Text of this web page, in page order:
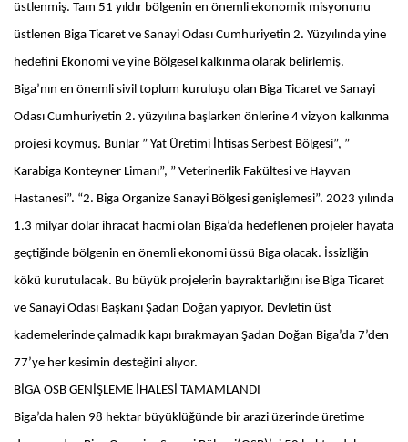
üstlenmiş. Tam 51 yıldır bölgenin en önemli ekonomik misyonunu
üstlenen Biga Ticaret ve Sanayi Odası Cumhuriyetin 2. Yüzyılında yine
hedefini Ekonomi ve yine Bölgesel kalkınma olarak belirlemiş.
Biga’nın en önemli sivil toplum kuruluşu olan Biga Ticaret ve Sanayi
Odası Cumhuriyetin 2. yüzyılına başlarken önlerine 4 vizyon kalkınma
projesi koymuş. Bunlar ” Yat Üretimi İhtisas Serbest Bölgesi”, ”
Karabiga Konteyner Limanı”, ” Veterinerlik Fakültesi ve Hayvan
Hastanesi”. “2. Biga Organize Sanayi Bölgesi genişlemesi”. 2023 yılında
1.3 milyar dolar ihracat hacmi olan Biga’da hedeflenen projeler hayata
geçtiğinde bölgenin en önemli ekonomi üssü Biga olacak. İssizliğin
kökü kurutulacak. Bu büyük projelerin bayraktarlığını ise Biga Ticaret
ve Sanayi Odası Başkanı Şadan Doğan yapıyor. Devletin üst
kademelerinde çalmadık kapı bırakmayan Şadan Doğan Biga’da 7’den
77’ye her kesimin desteğini alıyor.
BİGA OSB GENİŞLEME İHALESİ TAMAMLANDI
Biga’da halen 98 hektar büyüklüğünde bir arazi üzerinde üretime